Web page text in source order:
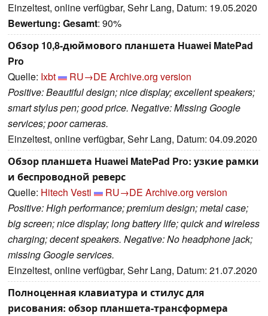
Einzeltest, online verfügbar, Sehr Lang, Datum: 19.05.2020
Bewertung: Gesamt: 90%
Обзор 10,8-дюймового планшета Huawei MatePad
Pro
Quelle: Ixbt RU→DE Archive.org version
Positive: Beautiful design; nice display; excellent speakers;
smart stylus pen; good price. Negative: Missing Google
services; poor cameras.
Einzeltest, online verfügbar, Sehr Lang, Datum: 04.09.2020
Обзор планшета Huawei MatePad Pro: узкие рамки
и беспроводной реверс
Quelle: Hitech Vesti RU→DE Archive.org version
Positive: High performance; premium design; metal case;
big screen; nice display; long battery life; quick and wireless
charging; decent speakers. Negative: No headphone jack;
missing Google services.
Einzeltest, online verfügbar, Sehr Lang, Datum: 21.07.2020
Полноценная клавиатура и стилус для
рисования: обзор планшета-трансформера